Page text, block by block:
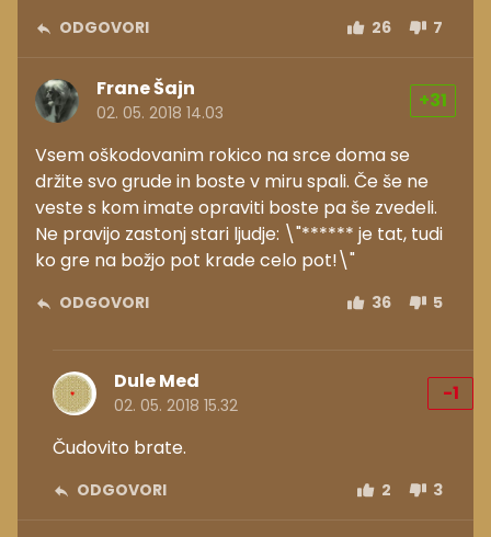
ODGOVORI 26 7
Frane Šajn
02. 05. 2018 14.03
+31
Vsem oškodovanim rokico na srce doma se
držite svo grude in boste v miru spali. Če še ne
veste s kom imate opraviti boste pa še zvedeli.
Ne pravijo zastonj stari ljudje: \"****** je tat, tudi
ko gre na božjo pot krade celo pot!\"
ODGOVORI 36 5
Dule Med
02. 05. 2018 15.32
-1
Čudovito brate.
ODGOVORI 2 3